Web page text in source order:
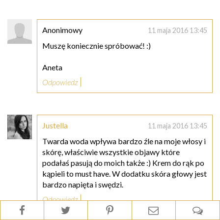
Anonimowy 11 maja 2016 13:45
Muszę koniecznie spróbować! :)
Aneta
Odpowiedz
Justella 11 maja 2016 13:45
Twarda woda wpływa bardzo źle na moje włosy i
skórę, właściwie wszystkie objawy które
podałaś pasują do moich także :) Krem do rąk po
kąpieli to must have. W dodatku skóra głowy jest
bardzo napięta i swędzi.
Odpowiedz